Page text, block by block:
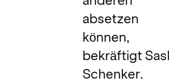
absetzen
können,
bekräftigt
Schenker.